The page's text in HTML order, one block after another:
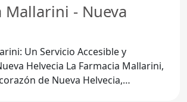
Mallarini - Nueva
Un Servicio Accesible y
La Farmacia Mallarini,
de Nueva Helvecia,